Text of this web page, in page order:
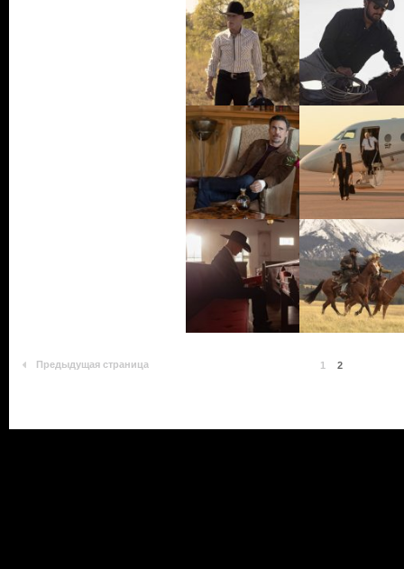
Предыдущая страница 1 2